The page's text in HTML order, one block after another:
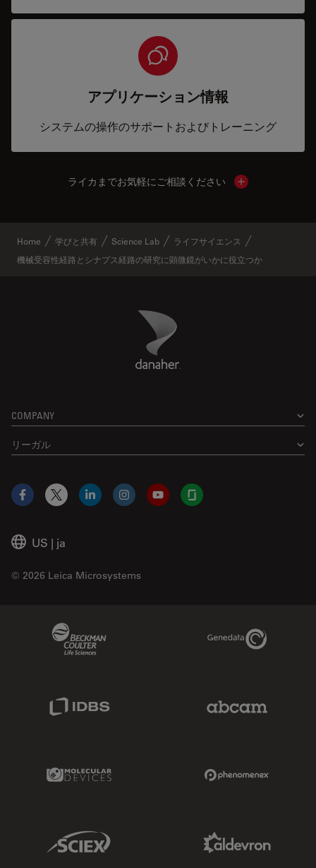
アプリケーション情報
システムの操作のサポートおよびトレーニング
ライカまでお気軽にご相談ください Show local
Home 学びと共有 Science Lab
ライフサイエンス
機械受容性経路とシナプス経路の研究に顕微鏡がいかに役立つか
Danaher Logo
COMPANY
リーガル
US | ja
© 2026 Leica Microsystems
Facebook
X LinkedInInstagramYouTubeGlassdoor
Genedata Link
Molecular Devices Link
Sciex Link